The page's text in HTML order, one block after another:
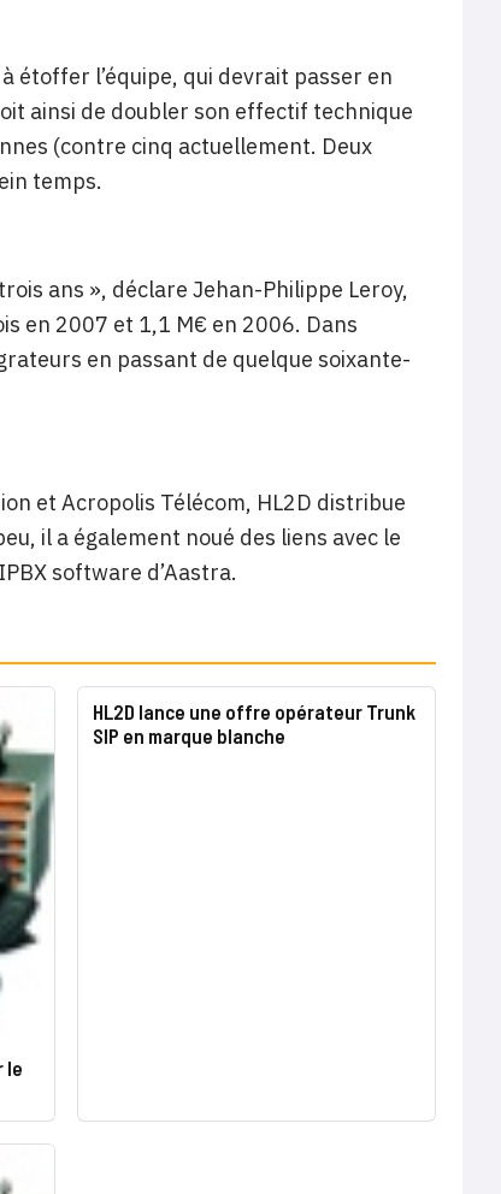
étoffer l’équipe, qui devrait passer en
ainsi de doubler son effectif technique
(contre cinq actuellement. Deux
temps.
ans », déclare Jehan-Philippe Leroy,
en 2007 et 1,1 M€ en 2006. Dans
en passant de quelque soixante-
et Acropolis Télécom, HL2D distribue
il a également noué des liens avec le
software d’Aastra.
le
HL2D lance une offre opérateur Trunk
SIP en marque blanche